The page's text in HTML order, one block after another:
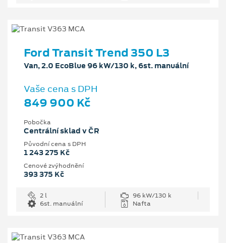
Ford Transit Trend 350 L3
Van, 2.0 EcoBlue 96 kW/130 k, 6st. manuální
Vaše cena s DPH
849 900 Kč
Pobočka
Centrální sklad v ČR
Původní cena s DPH
1 243 275 Kč
Cenové zvýhodnění
393 375 Kč
2 l
96 kW/130 k
6st. manuální
Nafta